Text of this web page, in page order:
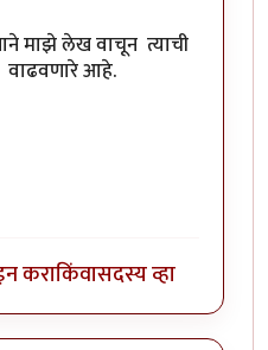
माझे लेख वाचून त्याची
आहे.
कराकिंवासदस्य व्हा